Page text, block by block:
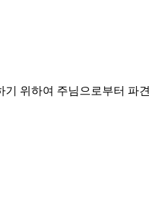
위하여 주님으로부터 파